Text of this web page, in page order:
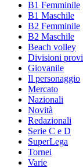
B1 Femminile
B1 Maschile
B2 Femminile
B2 Maschile
Beach volley
Divisioni
Giovanile
Il personaggio
Mercato
Nazionali
Novità
Redazionali
Serie C e D
SuperLega
Tornei
Varie